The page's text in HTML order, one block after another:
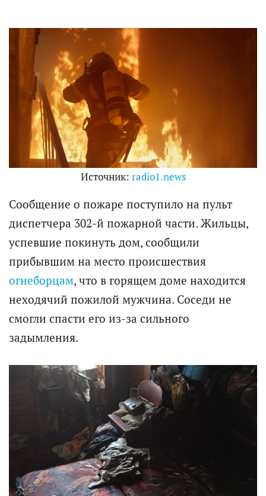
Источник: radio1.news
Сообщение о пожаре поступило на пульт
диспетчера 302-й пожарной части. Жильцы,
успевшие покинуть дом, сообщили
прибывшим на место происшествия
огнеборцам, что в горящем доме находится
неходячий пожилой мужчина. Соседи не
смогли спасти его из-за сильного
задымления.